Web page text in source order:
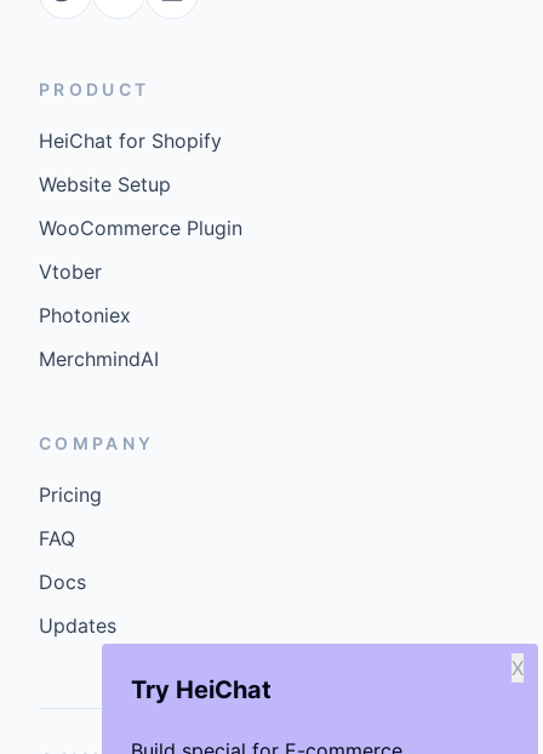
Try HeiChat
X
PRODUCT
HeiChat for Shopify
Website Setup
WooCommerce Plugin
Vtober
Photoniex
MerchmindAI
COMPANY
Pricing
FAQ
Docs
Updates